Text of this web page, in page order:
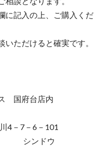
に記入の上、ご購入くだ
ただけると確実です。
国府台店内
4－7－6－101
シンドウ